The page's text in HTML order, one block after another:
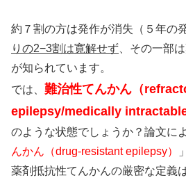
約７割の方は発作が消失（５年の
りの2−3割は寛解せず、その一部
が知られています。
では、 難治性てんかん（
epilepsy/medically intractable
のような状態でしょうか？論文に
んかん（drug-resistant epilepsy）
薬剤抵抗性てんかんの厳密な定義